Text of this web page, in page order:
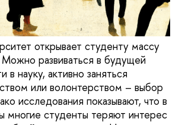
открывает студенту массу
развиваться в будущей
в науку, активно заняться
или волонтерством – выбор
исследования показывают, что в
многие студенты теряют интерес